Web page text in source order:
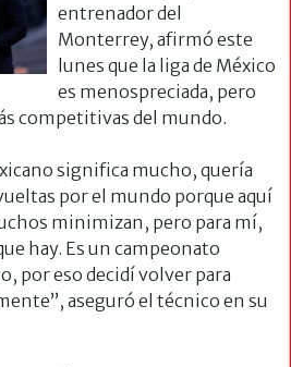
entrenador del
Monterrey, afirmó este
lunes que la liga de México
es menospreciada, pero
competitivas del mundo.
significa mucho, quería
por el mundo porque aquí
minimizan, pero para mí,
hay. Es un campeonato
por eso decidí volver para
aseguró el técnico en su